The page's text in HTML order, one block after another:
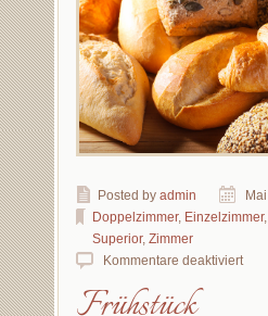
Posted by admin
Doppelzimmer, Einzelzimmer,
Superior, Zimmer
Kommentare deaktiviert